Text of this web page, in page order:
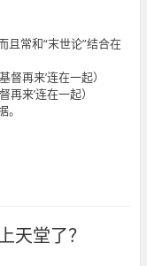
且常和“末世论”结合在
再来’连在一起）
来’连在一起）
天堂了？